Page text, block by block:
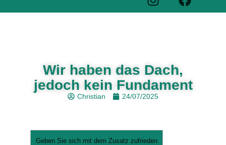
Wir haben das Dach,
jedoch kein Fundament
Christian 24/07/2025
Geben Sie sich mit dem Zusatz zufrieden